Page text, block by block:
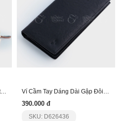
Ví Cầm Tay Dáng Dài Hoạ Tiết Cách Điệu Dfn258 Ví Cầm Tay Dáng Dài Gập Đôi Cổ Điển Dfn259
390.000 đ
SKU: D626436